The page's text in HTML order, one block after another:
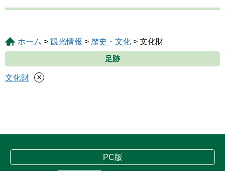
ホーム > 観光情報 > 歴史・文化 > 文化財
足跡
文化財 ×
PC版